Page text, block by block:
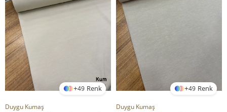
49
Duygu Kumaş
49
Duygu Kumaş